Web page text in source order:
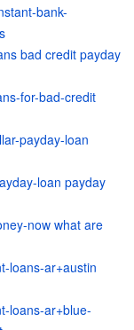
bank-
bad credit payday
for-bad-credit
payday-loan
loan payday
now what are
loans-ar+austin
loans-ar+blue-